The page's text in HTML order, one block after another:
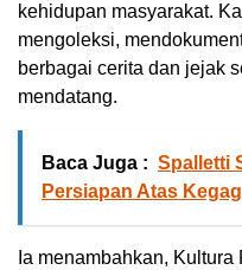
kehidupan masyarakat.
mengoleksi,
berbagai cerita dan jejak
mendatang.
Baca Juga : Spalletti
Persiapan Atas
Ia menambahkan,